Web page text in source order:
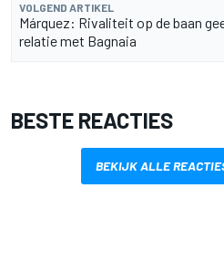
VOLGEND ARTIKEL
Márquez: Rivaliteit op de baan
relatie met Bagnaia
BESTE REACTIES
BEKIJK ALLE